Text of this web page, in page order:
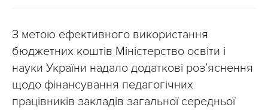
З метою ефективного використання
бюджетних коштів Міністерство освіти і
науки України надало додаткові розʼяснення
щодо фінансування педагогічних
працівників закладів загальної середньої